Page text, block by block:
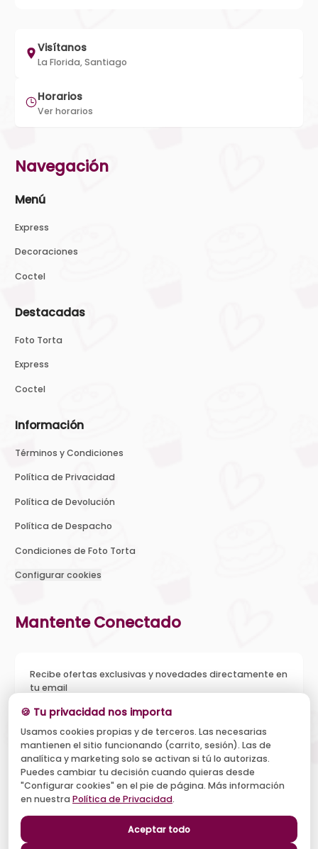
Visítanos
La Florida, Santiago
Horarios
Ver horarios
Navegación
Menú
Express
Decoraciones
Coctel
Destacadas
Foto Torta
Express
Coctel
Información
Términos y Condiciones
Política de Privacidad
Política de Devolución
Política de Despacho
Condiciones de Foto Torta
Configurar cookies
Mantente Conectado
Recibe ofertas exclusivas y novedades directamente en
tu email
Acepto recibir novedades y ofertas, y el tratamiento de mi
email según la Política de Privacidad . Puedo darme de baja
cuando quiera.
Suscribirse
🍪 Tu privacidad nos importa
Usamos cookies propias y de terceros. Las necesarias
mantienen el sitio funcionando (carrito, sesión). Las de
analítica y marketing solo se activan si tú lo autorizas.
Puedes cambiar tu decisión cuando quieras desde
"Configurar cookies" en el pie de página. Más información
en nuestra Política de Privacidad.
Aceptar todo